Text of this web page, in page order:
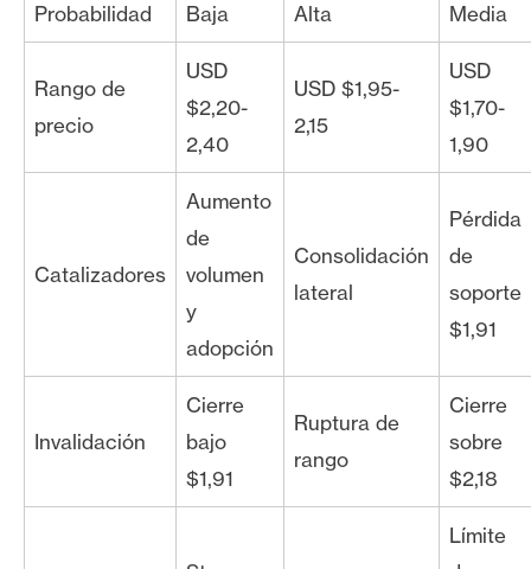
Probabilidad Baja Alta Media
Rango de
precio
USD
$2,20-
2,40
USD $1,95-
2,15
USD
$1,70-
1,90
Catalizadores
Aumento
de
volumen
y
adopción
Consolidación
lateral
Pérdida
de
soporte
$1,91
Invalidación
Cierre
bajo
$1,91
Ruptura de
rango
Cierre
sobre
$2,18
Límite